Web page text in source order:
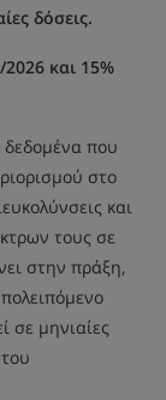
δόσεις.
και 15%
δεδομένα που
στο
και
τους σε
στην πράξη,
σε μηνιαίες